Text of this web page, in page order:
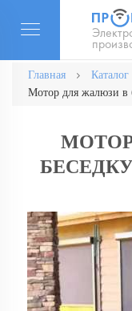
Главная
Каталог
Мотор для жалюзи в
БЕСЕДКУ